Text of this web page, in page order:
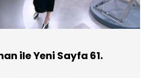
ile Yeni Sayfa 61.